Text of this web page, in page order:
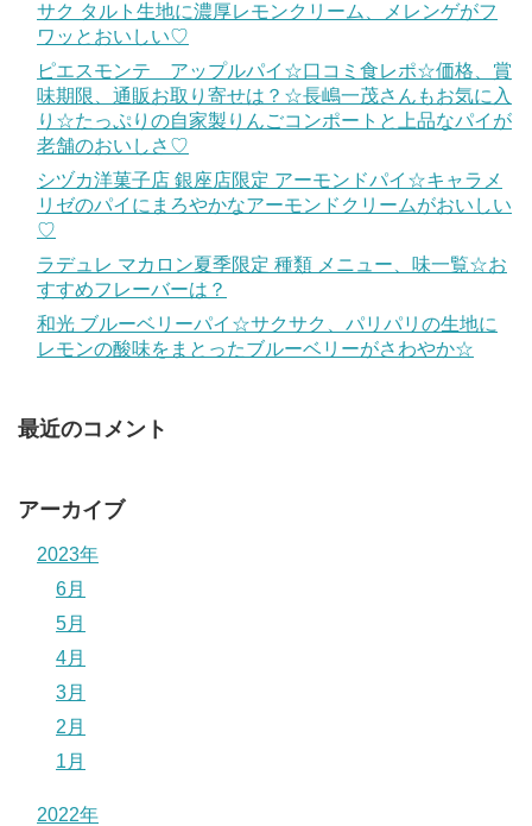
サク タルト生地に濃厚レモンクリーム、メレンゲがフ
ワッとおいしい♡
ピエスモンテ アップルパイ☆口コミ食レポ☆価格、賞
味期限、通販お取り寄せは？☆長嶋一茂さんもお気に入
り☆たっぷりの自家製りんごコンポートと上品なパイが
老舗のおいしさ♡
シヅカ洋菓子店 銀座店限定 アーモンドパイ☆キャラメ
リゼのパイにまろやかなアーモンドクリームがおいしい
♡
ラデュレ マカロン夏季限定 種類 メニュー、味一覧☆お
すすめフレーバーは？
和光 ブルーベリーパイ☆サクサク、パリパリの生地に
レモンの酸味をまとったブルーベリーがさわやか☆
最近のコメント
アーカイブ
2023年
6月
5月
4月
3月
2月
1月
2022年